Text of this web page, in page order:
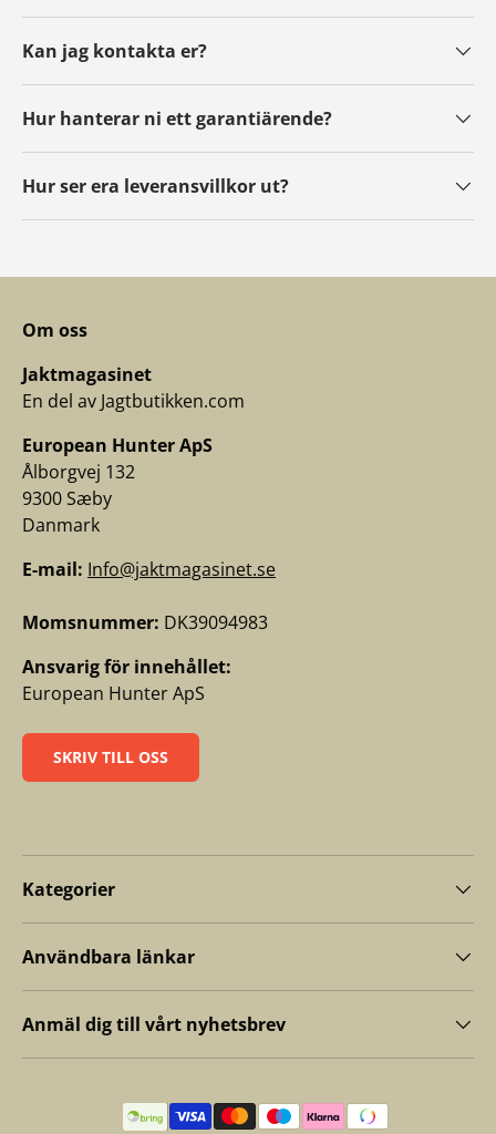
Kan jag kontakta er?
Hur hanterar ni ett garantiärende?
Hur ser era leveransvillkor ut?
Om oss
Jaktmagasinet
En del av Jagtbutikken.com
European Hunter ApS
Ålborgvej 132
9300 Sæby
Danmark
E-mail: Info@jaktmagasinet.se
Momsnummer: DK39094983
Ansvarig för innehållet:
European Hunter ApS
SKRIV TILL OSS
Kategorier
Användbara länkar
Anmäl dig till vårt nyhetsbrev
Betalningsmetoder